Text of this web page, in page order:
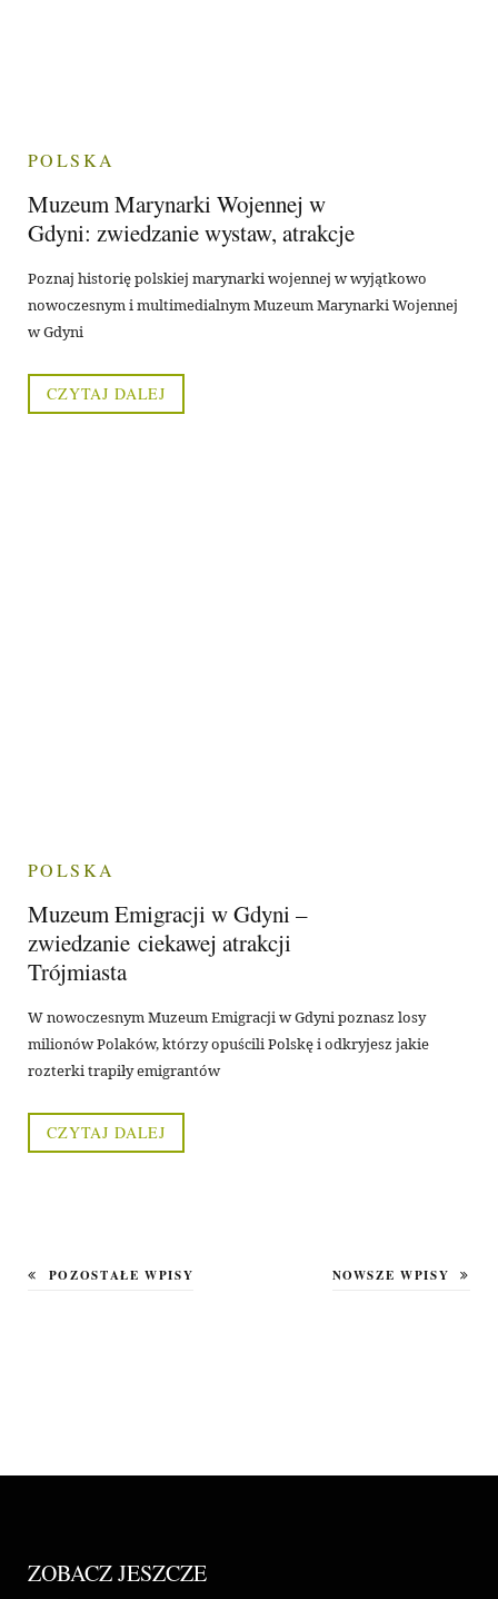
POLSKA
Muzeum Marynarki Wojennej w
Gdyni: zwiedzanie wystaw, atrakcje
Poznaj historię polskiej marynarki wojennej w wyjątkowo
nowoczesnym i multimedialnym Muzeum Marynarki Wojennej
w Gdyni
CZYTAJ DALEJ
POLSKA
Muzeum Emigracji w Gdyni –
zwiedzanie ciekawej atrakcji
Trójmiasta
W nowoczesnym Muzeum Emigracji w Gdyni poznasz losy
milionów Polaków, którzy opuścili Polskę i odkryjesz jakie
rozterki trapiły emigrantów
CZYTAJ DALEJ
POZOSTAŁE WPISY NOWSZE WPISY
ZOBACZ JESZCZE